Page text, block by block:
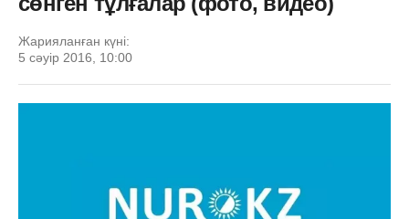
Жарияланған күні:
5 сәуір 2016, 10:00